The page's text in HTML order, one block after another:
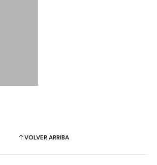
VOLVER ARRIBA